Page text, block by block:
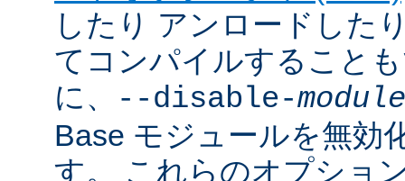
したり アンロードした
てコンパイルすること
に、
--disable-module
Base モジュールを無効
す。 これらのオプショ